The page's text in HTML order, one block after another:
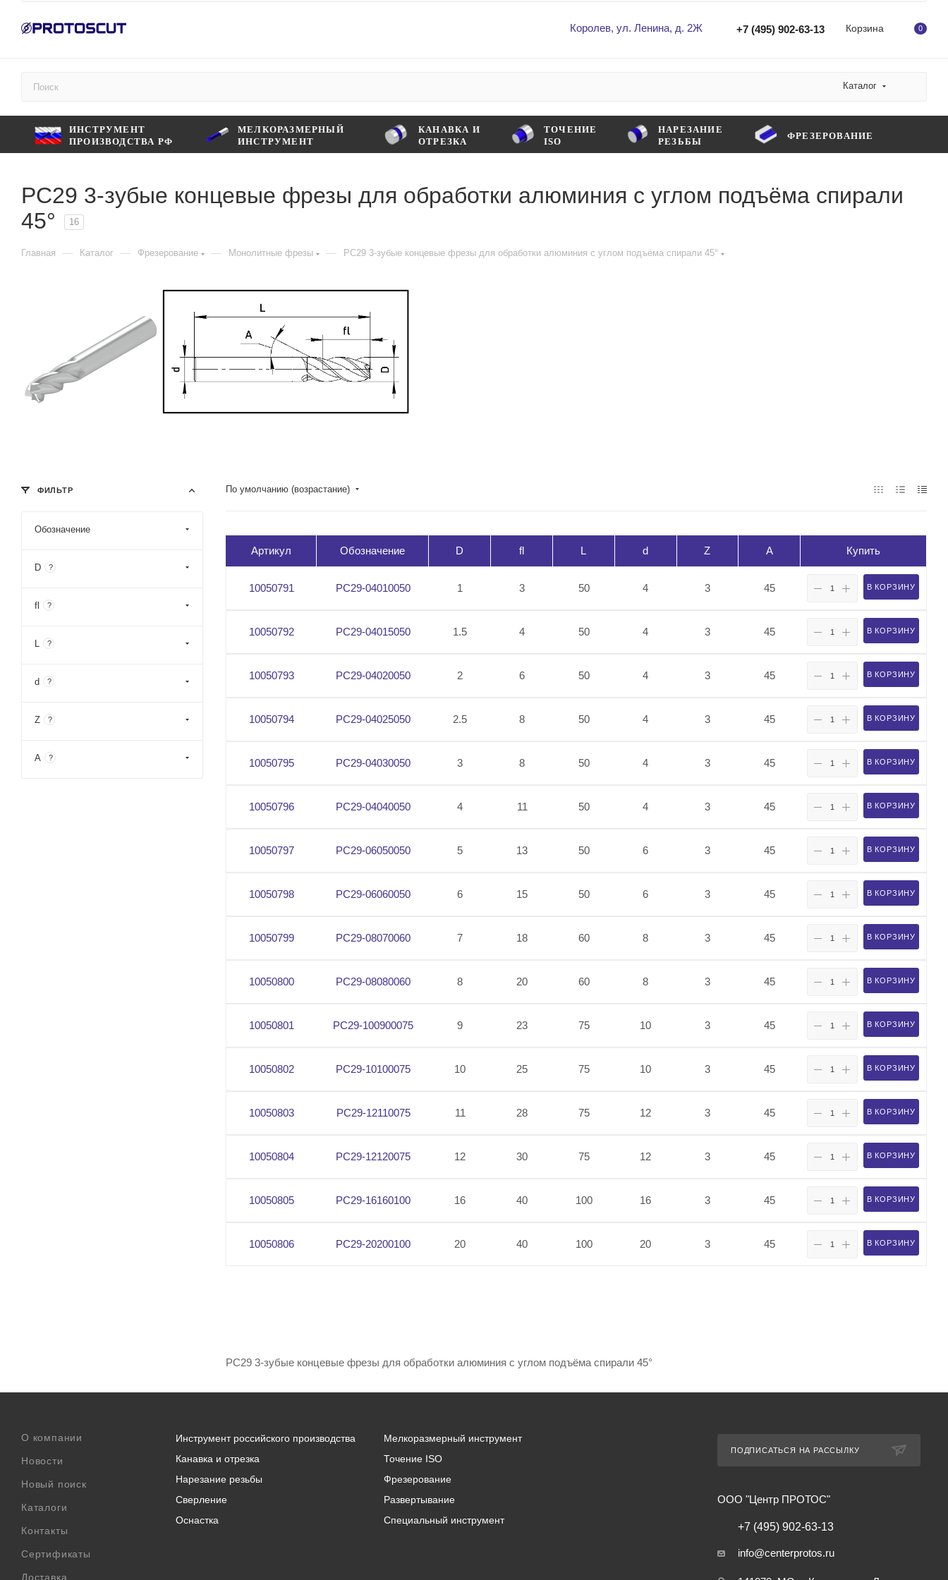
Королев, ул. Ленина, д. 2Ж +7 (495) 902-63-13 Корзина 0
Каталог
ИНСТРУМЕНТ
ПРОИЗВОДСТВА РФ
МЕЛКОРАЗМЕРНЫЙ
ИНСТРУМЕНТ
КАНАВКА И
ОТРЕЗКА
ТОЧЕНИЕ
ISO
НАРЕЗАНИЕ
РЕЗЬБЫ
ФРЕЗЕРОВАНИЕ
PC29 3-зубые концевые фрезы для обработки алюминия с углом подъёма спирали
45°
16
Главная — Каталог — Фрезерование — Монолитные фрезы — PC29 3-зубые концевые фрезы для обработки алюминия с углом подъёма спирали 45°
По умолчанию (возрастание)
Артикул Обозначение D fl L d Z A Купить
10050791 PC29-04010050 1 3 50 4 3 45 В КОРЗИНУ
10050792 PC29-04015050 1.5 4 50 4 3 45 В КОРЗИНУ
10050793 PC29-04020050 2 6 50 4 3 45 В КОРЗИНУ
10050794 PC29-04025050 2.5 8 50 4 3 45 В КОРЗИНУ
10050795 PC29-04030050 3 8 50 4 3 45 В КОРЗИНУ
10050796 PC29-04040050 4 11 50 4 3 45 В КОРЗИНУ
10050797 PC29-06050050 5 13 50 6 3 45 В КОРЗИНУ
10050798 PC29-06060050 6 15 50 6 3 45 В КОРЗИНУ
10050799 PC29-08070060 7 18 60 8 3 45 В КОРЗИНУ
10050800 PC29-08080060 8 20 60 8 3 45 В КОРЗИНУ
10050801 PC29-100900075 9 23 75 10 3 45 В КОРЗИНУ
10050802 PC29-10100075 10 25 75 10 3 45 В КОРЗИНУ
10050803 PC29-12110075 11 28 75 12 3 45 В КОРЗИНУ
10050804 PC29-12120075 12 30 75 12 3 45 В КОРЗИНУ
10050805 PC29-16160100 16 40 100 16 3 45 В КОРЗИНУ
10050806 PC29-20200100 20 40 100 20 3 45 В КОРЗИНУ
PC29 3-зубые концевые фрезы для обработки алюминия с углом подъёма спирали 45°
ФИЛЬТР
Обозначение
D ?
fl ?
?
d ?
Z ?
A ?
О компании
Новости
Новый поиск
Каталоги
Контакты
Сертификаты
Доставка
Инструмент российского производства
Мелкоразмерный инструмент
Канавка и отрезка
Точение ISO
Нарезание резьбы
Фрезерование
Сверление
Развертывание
Оснастка
Специальный инструмент
ПОДПИСАТЬСЯ НА РАССЫЛКУ
ООО "Центр ПРОТОС"
+7 (495) 902-63-13
info@centerprotos.ru